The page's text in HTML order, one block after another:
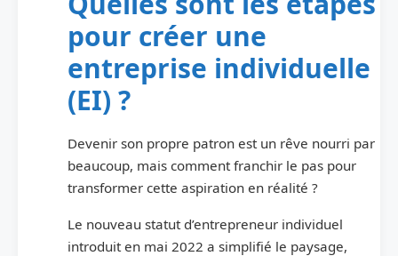
pour créer une
entreprise individuelle
(EI) ?
Devenir son propre patron est un rêve nourri par
beaucoup, mais comment franchir le pas pour
transformer cette aspiration en réalité ?
Le nouveau statut d’entrepreneur individuel
introduit en mai 2022 a simplifié le paysage,